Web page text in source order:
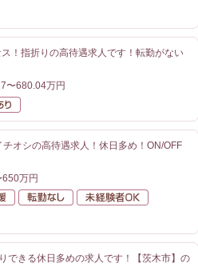
！指折りの高待遇求人です！転勤がない
〜680.04万円
オシの高待遇求人！休日多め！ON/OFF
万円
住宅手当・支援 転勤なし
できる休日多めの求人です！【茨木市】の